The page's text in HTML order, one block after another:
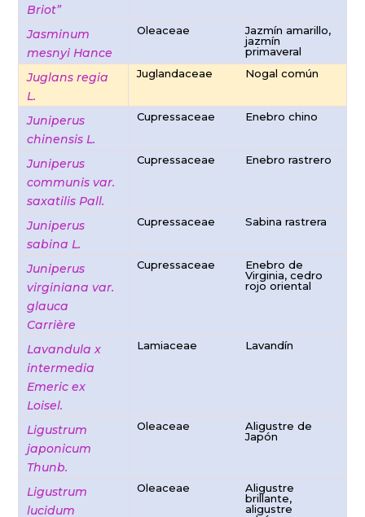
Briot”
Jasminum
mesnyi Hance
Oleaceae
Jazmín amarillo,
jazmín
primaveral
Juglans regia
L.
Juglandaceae Nogal común
Juniperus
chinensis L.
Cupressaceae Enebro chino
Juniperus
communis var.
saxatilis Pall.
Cupressaceae Enebro rastrero
Juniperus
sabina L.
Cupressaceae Sabina rastrera
Juniperus
virginiana var.
glauca
Carrière
Cupressaceae
Enebro de
Virginia, cedro
rojo oriental
Lavandula x
intermedia
Emeric ex
Loisel.
Lamiaceae Lavandín
Ligustrum
japonicum
Thunb.
Oleaceae
Aligustre de
Japón
Ligustrum
lucidum
Oleaceae
Aligustre
brillante,
aligustre